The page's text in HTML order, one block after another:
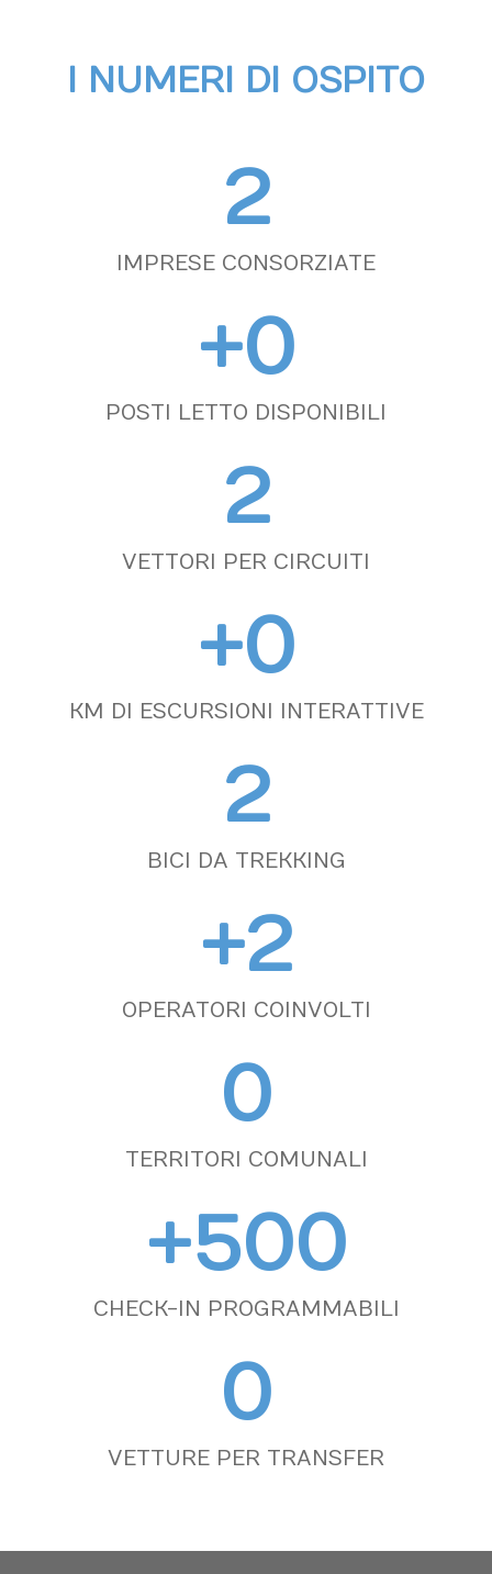
I NUMERI DI OSPITO
IMPRESE CONSORZIATE
2
POSTI LETTO DISPONIBILI
+0
VETTORI PER CIRCUITI
2
KM DI ESCURSIONI INTERATTIVE
+0
BICI DA TREKKING
2
OPERATORI COINVOLTI
+2
TERRITORI COMUNALI
0
CHECK-IN PROGRAMMABILI
+500
VETTURE PER TRANSFER
0